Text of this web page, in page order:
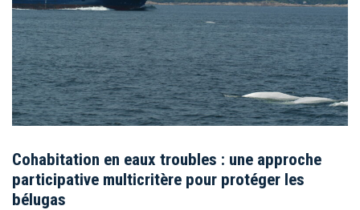
Cohabitation en eaux troubles : une approche
participative multicritère pour protéger les
bélugas